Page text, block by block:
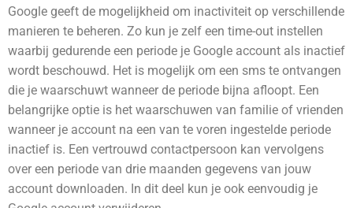
Google geeft de mogelijkheid om inactiviteit op verschillende
manieren te beheren. Zo kun je zelf een time-out instellen
waarbij gedurende een periode je Google account als inactief
wordt beschouwd. Het is mogelijk om een sms te ontvangen
die je waarschuwt wanneer de periode bijna afloopt. Een
belangrijke optie is het waarschuwen van familie of vrienden
wanneer je account na een van te voren ingestelde periode
inactief is. Een vertrouwd contactpersoon kan vervolgens
over een periode van drie maanden gegevens van jouw
account downloaden. In dit deel kun je ook eenvoudig je